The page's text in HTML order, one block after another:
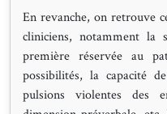
En revanche, on retrouve
cliniciens, notamment la
première réservée au
possibilités, la capacité
pulsions violentes des